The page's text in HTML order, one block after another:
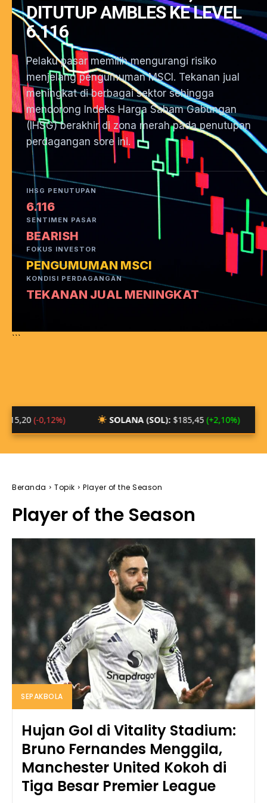
DITUTUP AMBLES KE LEVEL
6.116
Pelaku pasar memilih mengurangi risiko
menjelang pengumuman MSCI. Tekanan jual
meningkat di berbagai sektor sehingga
mendorong Indeks Harga Saham Gabungan
(IHSG) berakhir di zona merah pada penutupan
perdagangan sore ini.
IHSG PENUTUPAN
6.116
SENTIMEN PASAR
BEARISH
FOKUS INVESTOR
PENGUMUMAN MSCI
KONDISI PERDAGANGAN
TEKANAN JUAL MENINGKAT
```
SOLANA (SOL):$185,45(+2,10%)
Beranda Topik Player of the Season
Player of the Season
SEPAKBOLA
Hujan Gol di Vitality Stadium:
Bruno Fernandes Menggila,
Manchester United Kokoh di
Tiga Besar Premier League